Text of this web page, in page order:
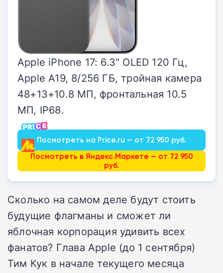
Apple iPhone 17: 6.3" OLED 120 Гц,
Apple A19, 8/256 ГБ, тройная камера
48+13+10.8 МП, фронтальная 10.5
МП, IP68.
Посмотреть на Price.ru — от 72 950 руб.
Посмотреть в Яндекс.Маркете — от 72 950
руб.
Сколько на самом деле будут стоить
будущие флагманы и сможет ли
яблочная корпорация удивить всех
фанатов? Глава Apple (до 1 сентября)
Тим Кук в начале текущего месяца